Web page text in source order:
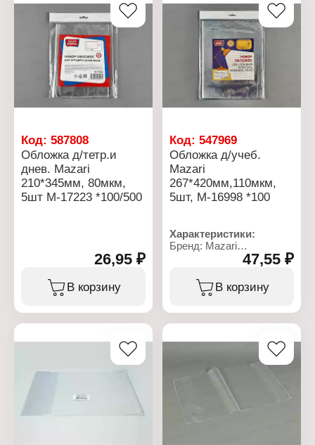
Код: 587808
Обложка д/тетр.и
днев. Mazari
210*345мм, 80мкм,
5шт М-17223 *100/500
26,95 ₽
В корзину
Код:547969
Обложка д/учеб.
Mazari
267*420мм,110мкм,
5шт, М-16998 *100
Характеристики:
Бренд: Mazari
Артикул: М-16998
Тип товара: Обложка
Назначение: для
учебников Петерсона,
Плотность: 110 мкм
Цвет: прозрачный
47,55 ₽
В корзину